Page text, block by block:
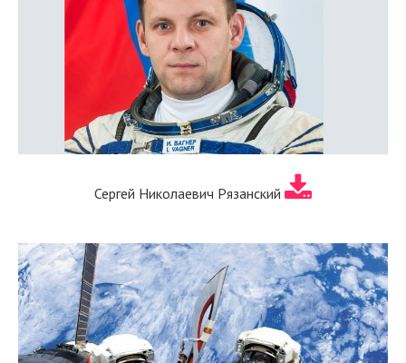
Сергей Николаевич Рязанский